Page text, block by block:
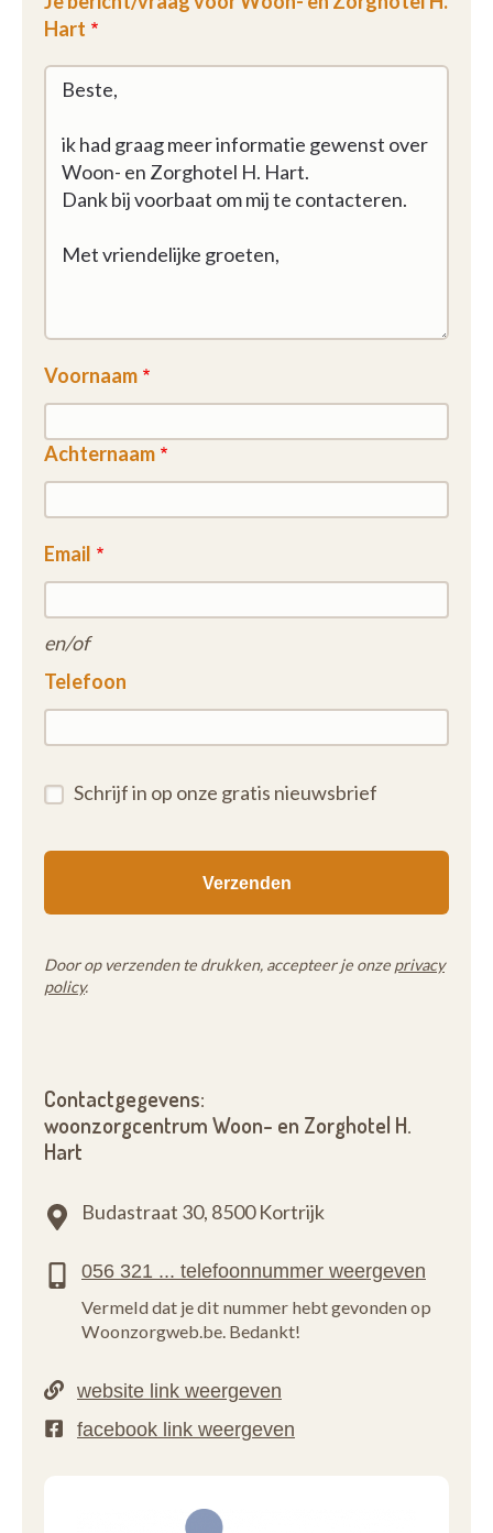
Hart
Voornaam
Achternaam
Email
en/of
Telefoon
Schrijf in op onze gratis nieuwsbrief
Door op verzenden te drukken, accepteer je onze privacy
policy.
Contactgegevens:
woonzorgcentrum Woon- en Zorghotel H.
Hart
Budastraat 30, 8500 Kortrijk
Vermeld dat je dit nummer hebt gevonden op
Woonzorgweb.be. Bedankt!